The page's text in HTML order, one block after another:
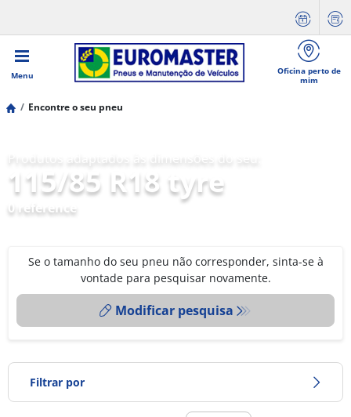
Menu
Oficina perto de
mim
Encontre o seu pneu
115/85 R18 tyre
0 reference
Se o tamanho do seu pneu não corresponder, sinta-se à
vontade para pesquisar novamente.
Modificar pesquisa
Filtrar por